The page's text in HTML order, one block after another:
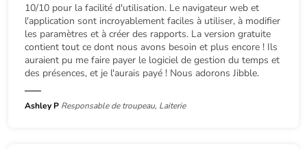
10/10 pour la facilité d'utilisation. Le navigateur web et
l'application sont incroyablement faciles à utiliser, à modifier
les paramètres et à créer des rapports. La version gratuite
contient tout ce dont nous avons besoin et plus encore ! Ils
auraient pu me faire payer le logiciel de gestion du temps et
des présences, et je l'aurais payé ! Nous adorons Jibble.
Ashley P Responsable de troupeau, Laiterie